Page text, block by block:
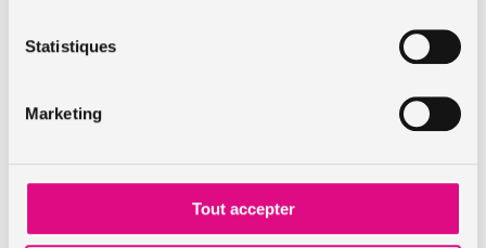
Statistiques
Marketing
Tout accepter
conséquence des intempéries de 2013
pendant le temps où elle est en construction
En savoir plus sur l'assurance
habitation intermédiaire